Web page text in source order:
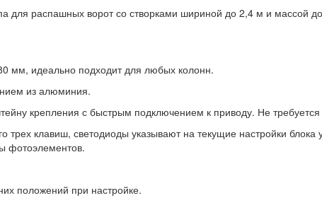
для распашных ворот со створками шириной до 2,4 м и массой
мм, идеально подходит для любых колонн.
из алюминия.
крепления с быстрым подключением к приводу. Не требуется
клавиш, светодиоды указывают на текущие настройки блока
фотоэлементов.
положений при настройке.